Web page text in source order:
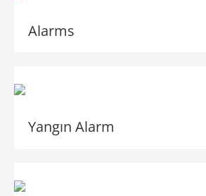
Alarms
Yangın Alarm